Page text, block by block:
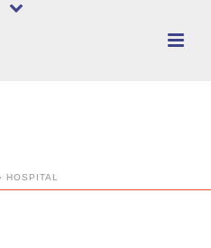
HOSPITAL